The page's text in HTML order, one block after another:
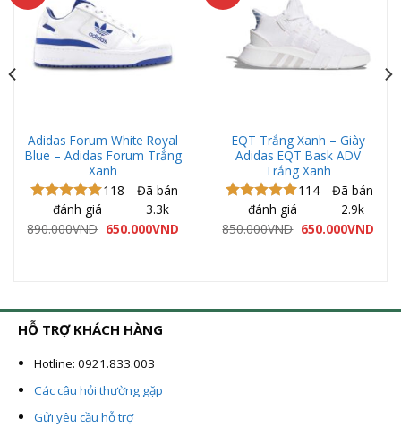
Adidas Forum White Royal
Blue – Adidas Forum Trắng
Xanh
Được xếp
hạng5.00
118
đánh giá
Đã bán
3.3k
890.000VND Giá
gốc
650.000VNDGiá
EQT Trắng Xanh – Giày
Adidas EQT Bask ADV
Trắng Xanh
Được xếp
hạng5.00
114
đánh giá
Đã bán
2.9k
850.000VND Giá
gốc
650.000VNDGiá
HỖ TRỢ KHÁCH HÀNG
Hotline: 0921.833.003
Các câu hỏi thường gặp
Gửi yêu cầu hỗ trợ